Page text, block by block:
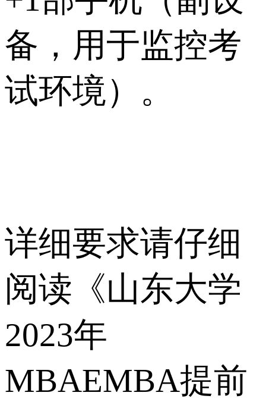
备，用于监控考
试环境）。
详细要求请仔细
阅读《山东大学
2023年
MBAEMBA提前